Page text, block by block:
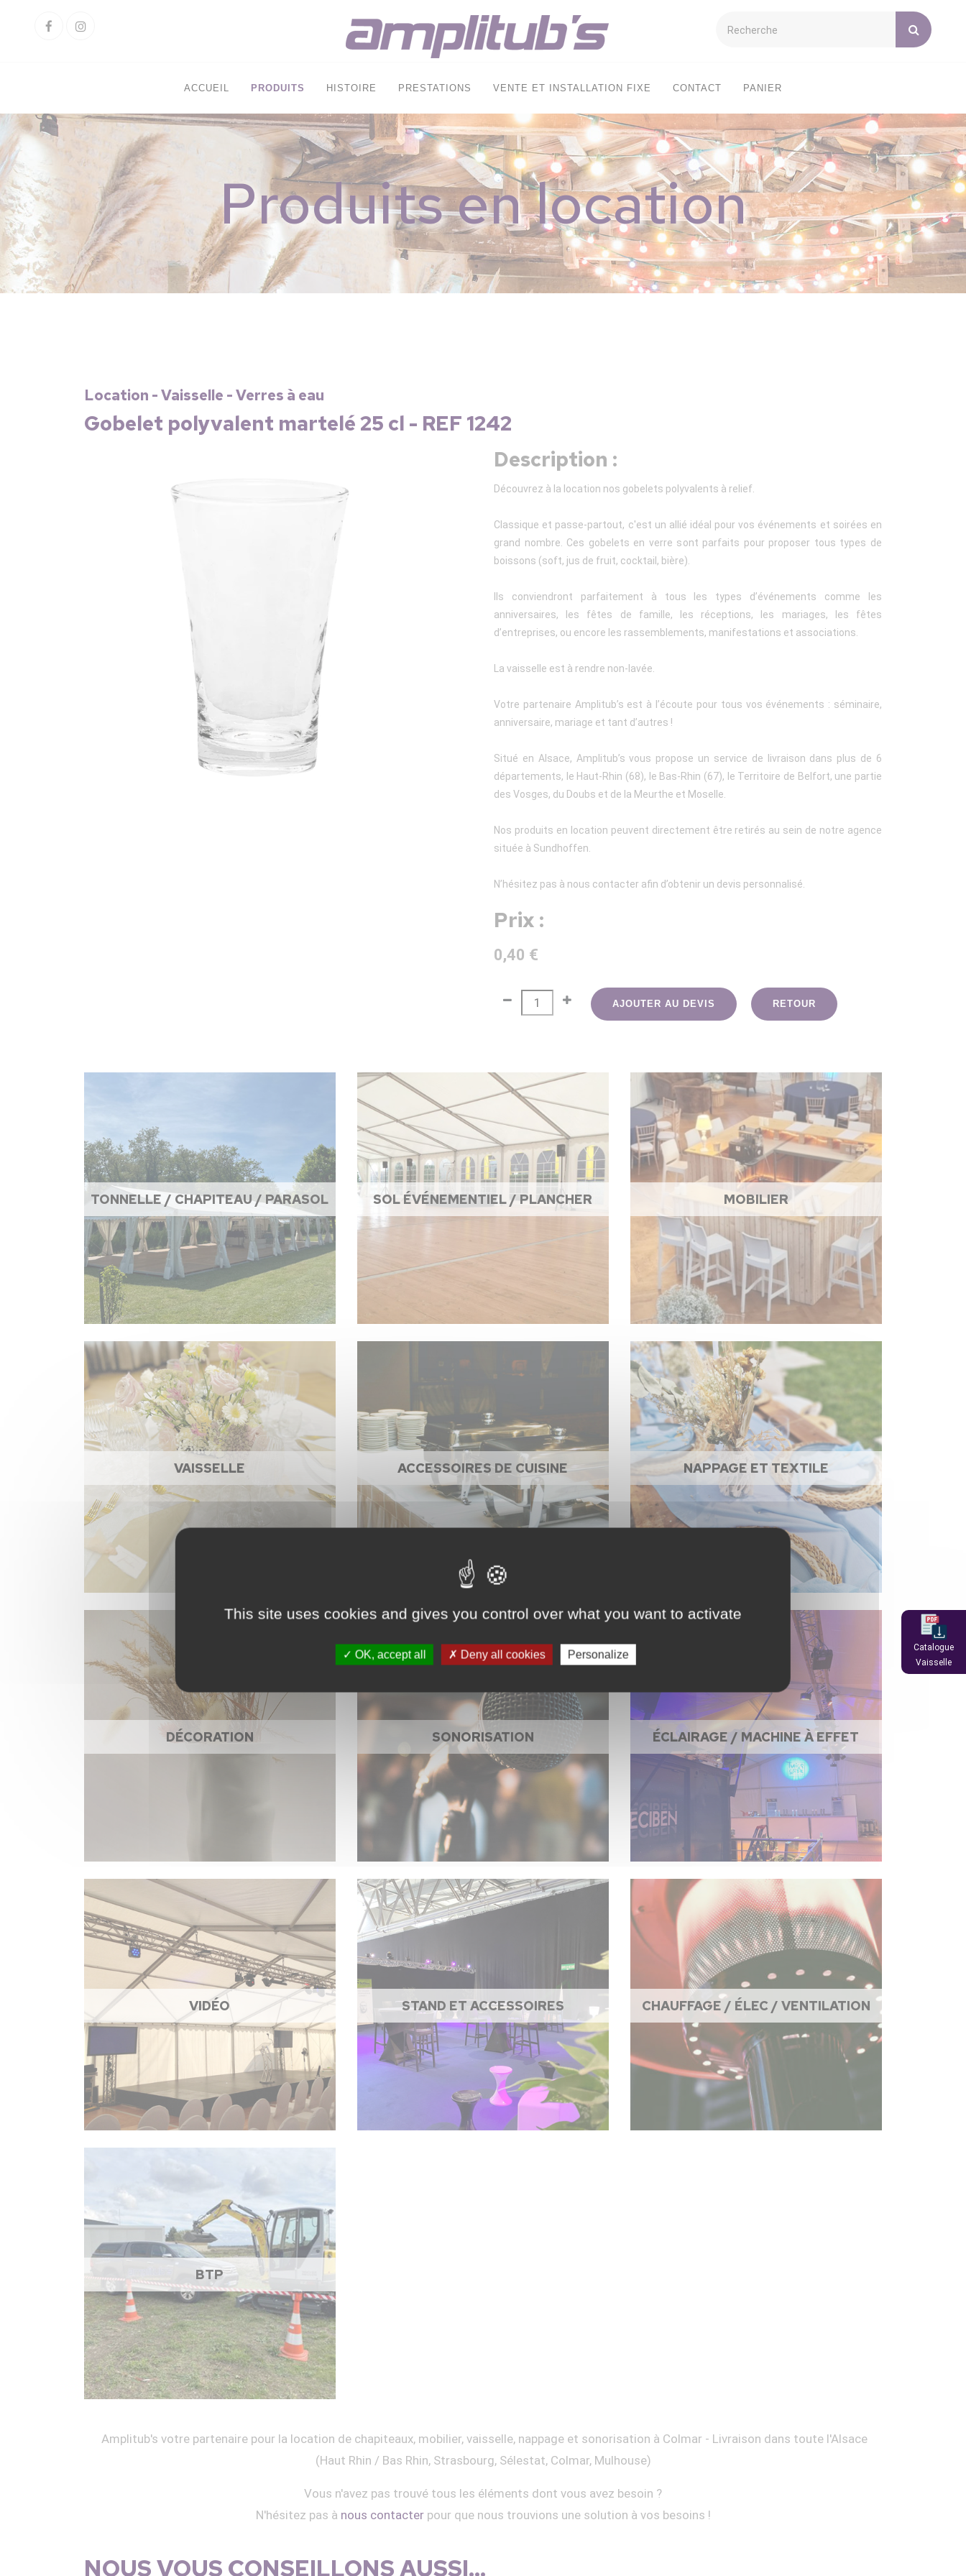
FacebookInstagram
ACCUEIL PRODUITS HISTOIRE PRESTATIONS VENTE ET INSTALLATION FIXE CONTACT PANIER
Produits en location
Location - Vaisselle - Verres à eau
Gobelet polyvalent martelé 25 cl - REF 1242
Description :
Découvrez à la location nos gobelets polyvalents à relief.
Classique et passe-partout, c'est un allié idéal pour vos événements et soirées en
grand nombre. Ces gobelets en verre sont parfaits pour proposer tous types de
boissons (soft, jus de fruit, cocktail, bière).
Ils conviendront parfaitement à tous les types d’événements comme les
anniversaires, les fêtes de famille, les réceptions, les mariages, les fêtes
d’entreprises, ou encore les rassemblements, manifestations et associations.
La vaisselle est à rendre non-lavée.
Votre partenaire Amplitub’s est à l’écoute pour tous vos événements : séminaire,
anniversaire, mariage et tant d’autres !
Situé en Alsace, Amplitub’s vous propose un service de livraison dans plus de 6
départements, le Haut-Rhin (68), le Bas-Rhin (67), le Territoire de Belfort, une partie
des Vosges, du Doubs et de la Meurthe et Moselle.
Nos produits en location peuvent directement être retirés au sein de notre agence
située à Sundhoffen.
N’hésitez pas à nous contacter afin d’obtenir un devis personnalisé.
Prix :
0,40 €
AJOUTER AU DEVIS RETOUR
TONNELLE / CHAPITEAU / PARASOL SOL ÉVÉNEMENTIEL / PLANCHER MOBILIER
VAISSELLE ACCESSOIRES DE CUISINE NAPPAGE ET TEXTILE
DÉCORATION SONORISATION ÉCLAIRAGE / MACHINE À EFFET
VIDÉO STAND ET ACCESSOIRES CHAUFFAGE / ÉLEC / VENTILATION
BTP
Amplitub's votre partenaire pour la location de chapiteaux, mobilier, vaisselle, nappage et sonorisation à Colmar - Livraison dans toute l'Alsace
(Haut Rhin / Bas Rhin, Strasbourg, Sélestat, Colmar, Mulhouse)
Vous n'avez pas trouvé tous les éléments dont vous avez besoin ?
N'hésitez pas à nous contacterpour que nous trouvions une solution à vos besoins !
NOUS VOUS CONSEILLONS AUSSI...
Catalogue
Vaisselle
This site uses cookies and gives you control over what you want to activate
OK, accept all Deny all cookies Personalize